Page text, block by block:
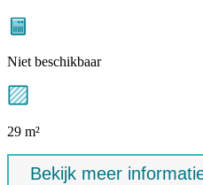
Niet beschikbaar
29 m²
Bekijk meer